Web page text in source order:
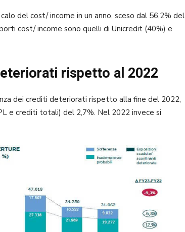
del cost/ income in un anno, sceso dal 56,2% del
cost/ income sono quelli di Unicredit (40%) e
rispetto al 2022
dei crediti deteriorati rispetto alla fine del 2022,
e crediti totali) del 2,7%. Nel 2022 invece si